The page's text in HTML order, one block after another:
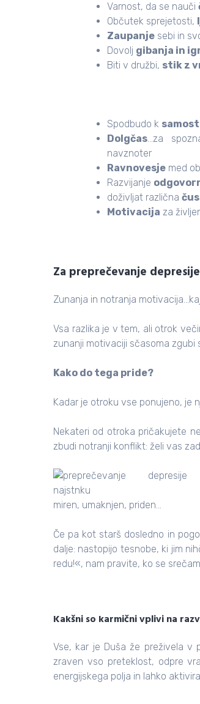
Varnost, da se nauči
Občutek sprejetosti,
Zaupanje sebi in
Dovolj gibanja in
Biti v družbi, stik z
Spodbudo k
Dolgčas…za
navznoter
Ravnovesje med
Razvijanje
doživljat različna
Motivacija za
Za preprečevanje
Zunanja in notranja
Vsa razlika je v tem, ali otrok
zunanji motivaciji sčasoma zgubi
Kako do tega pride?
Kadar je otroku vse ponujeno, je
Nekateri od otroka pričakujete
zbudi notranji konflikt: želi vas
miren, umaknjen, priden…
Če pa kot starš dosledno in
dalje: nastopijo tesnobe, ki jim
redu!«, nam pravite, ko se
Kakšni so karmični vplivi na
Vse, kar je Duša že preživela
zraven vso preteklost, odpre
energijskega polja in lahko